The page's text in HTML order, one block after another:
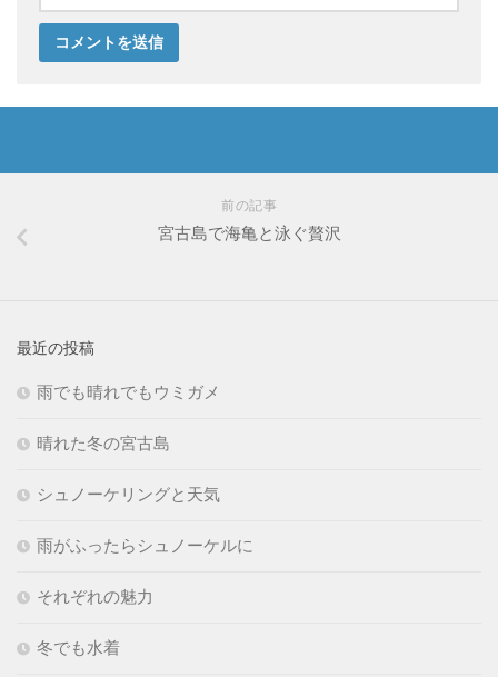
前の記事
宮古島で海亀と泳ぐ贅沢
最近の投稿
雨でも晴れでもウミガメ
晴れた冬の宮古島
シュノーケリングと天気
雨がふったらシュノーケルに
それぞれの魅力
冬でも水着